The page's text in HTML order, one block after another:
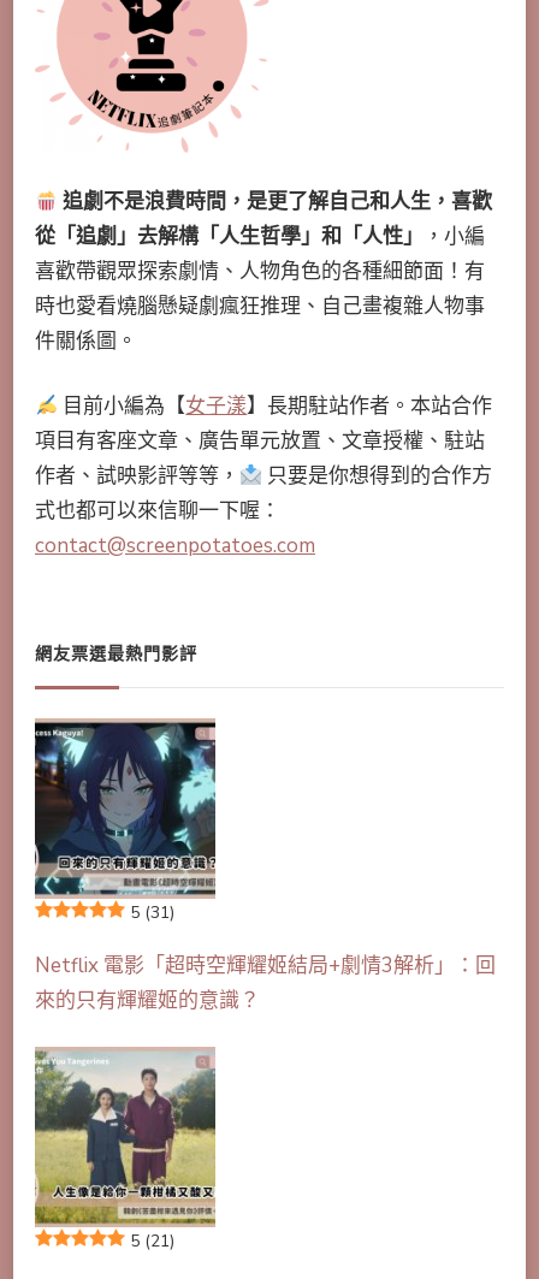
追劇不是浪費時間，是更了解自己和人生，喜歡
從「追劇」去解構「人生哲學」和「人性」
，小編
喜歡帶觀眾探索劇情、人物角色的各種細節面！有
時也愛看燒腦懸疑劇瘋狂推理、自己畫複雜人物事
件關係圖。
目前小編為【女子漾】長期駐站作者。本站合作
項目有客座文章、廣告單元放置、文章授權、駐站
作者、試映影評等等，
只要是你想得到的合作方
式也都可以來信聊一下喔：
contact@screenpotatoes.com
網友票選最熱門影評
5 (31)
Netflix 電影「超時空輝耀姬結局+劇情3解析」：回
來的只有輝耀姬的意識？
5 (21)